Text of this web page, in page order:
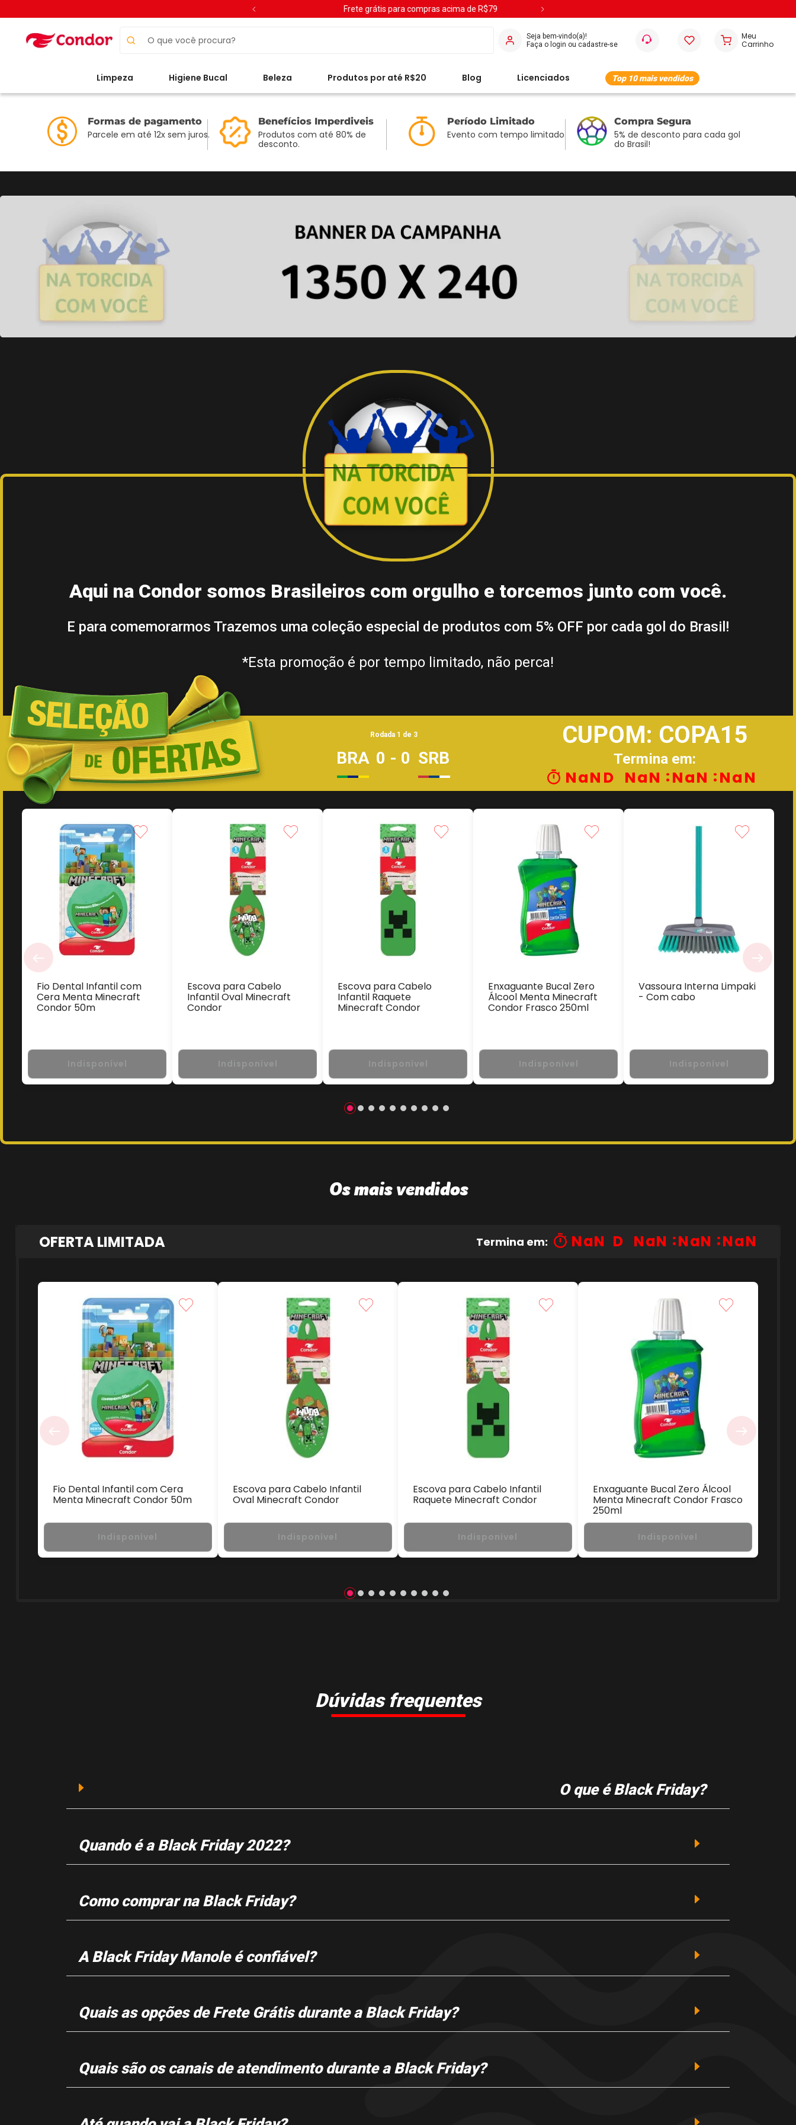
Frete grátis para compras acima de R$79
Seja bem-vindo(a)!
Limpeza Higiene Bucal Beleza Produtos por até R$20 Blog Licenciados Top 10 mais vendidos
Formas de pagamento
Parcele em até 12x sem juros.
Benefícios Imperdiveis
Produtos com até 80% de
desconto.
Período Limitado
Evento com tempo limitado.
Compra Segura
5% de desconto para cada gol
do Brasil!
Aqui na Condor somos Brasileiros com orgulho e torcemos junto com você.
E para comemorarmos Trazemos uma coleção especial de produtos com 5% OFF por cada gol do Brasil!
*Esta promoção é por tempo limitado, não perca!
Rodada 1 de 3
BRA 0 - 0 SRB
CUPOM: COPA15
Termina em:
NaN NaN NaN NaN
Fio Dental Infantil com
Cera Menta Minecraft
Condor 50m
Indisponível
Escova para Cabelo
Infantil Oval Minecraft
Condor
Indisponível
Escova para Cabelo
Infantil Raquete
Minecraft Condor
Indisponível
Enxaguante Bucal Zero
Álcool Menta Minecraft
Condor Frasco 250ml
Indisponível
Vassoura Interna Limpaki
- Com cabo
Indisponível
Os mais vendidos
OFERTA LIMITADA Termina em: NaN NaN NaN NaN
Fio Dental Infantil com Cera
Menta Minecraft Condor 50m
Indisponível
Escova para Cabelo Infantil
Oval Minecraft Condor
Indisponível
Escova para Cabelo Infantil
Raquete Minecraft Condor
Indisponível
Enxaguante Bucal Zero Álcool
Menta Minecraft Condor Frasco
250ml
Indisponível
Dúvidas frequentes
O que é Black Friday?
Quando é a Black Friday 2022?
Como comprar na Black Friday?
A Black Friday Manole é confiável?
Quais as opções de Frete Grátis durante a Black Friday?
Quais são os canais de atendimento durante a Black Friday?